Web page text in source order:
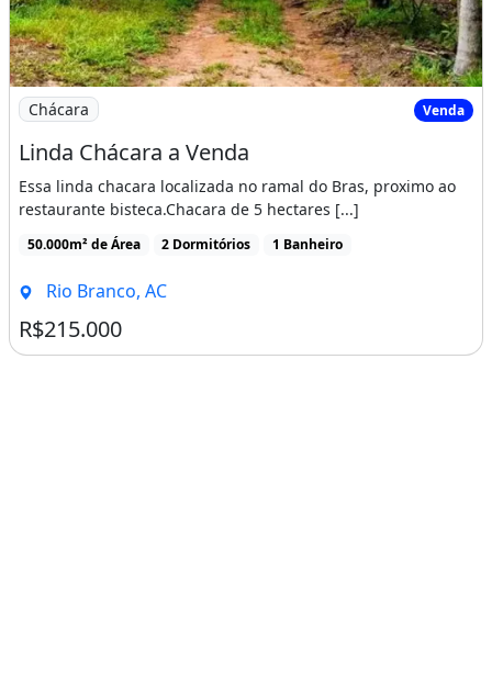
Imagem: Linda Chácara a Venda
Chácara Venda
Linda Chácara a Venda
Essa linda chacara localizada no ramal do Bras, proximo ao
restaurante bisteca.Chacara de 5 hectares [...]
50.000m² de Área 2 Dormitórios 1 Banheiro
Rio Branco, AC
R$215.000